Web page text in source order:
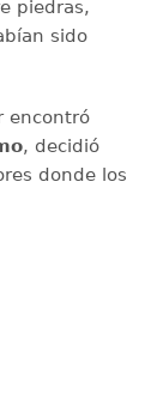
piedras,
sido
encontró
, decidió
donde los